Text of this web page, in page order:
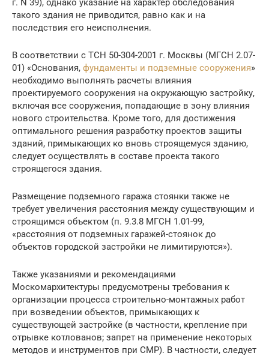
г. N 39), однако указание на характер обследования
такого здания не приводится, равно как и на
последствия его неисполнения.
В соответствии с ТСН 50-304-2001 г. Москвы (МГСН 2.07-
01) «Основания, фундаменты и подземные сооружения»
необходимо выполнять расчеты влияния
проектируемого сооружения на окружающую застройку,
включая все сооружения, попадающие в зону влияния
нового строительства. Кроме того, для достижения
оптимального решения разработку проектов защиты
зданий, примыкающих ко вновь строящемуся зданию,
следует осуществлять в составе проекта такого
строящегося здания.
Размещение подземного гаража стоянки также не
требует увеличения расстояния между существующим и
строящимся объектом (п. 9.3.8 МГСН 1.01-99,
«расстояния от подземных гаражей-стоянок до
объектов городской застройки не лимитируются»).
Также указаниями и рекомендациями
Москомархитектуры предусмотрены требования к
организации процесса строительно-монтажных работ
при возведении объектов, примыкающих к
существующей застройке (в частности, крепление при
отрывке котлованов; запрет на применение некоторых
методов и инструментов при СМР). В частности, следует